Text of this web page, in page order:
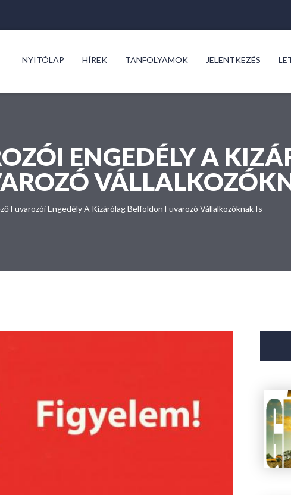
NYITÓLAP HÍREK TANFOLYAMOK JELENTKEZÉS
ENGEDÉLY A
Fuvarozói Engedély A Kizárólag Belföldön Fuvarozó Vállalkozóknak Is